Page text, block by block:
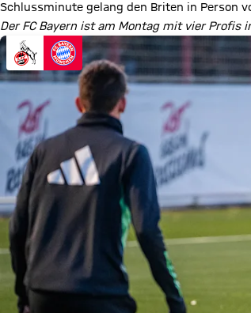
Schlussminute gelang den Briten in Person
Der FC Bayern ist am Montag mit vier Profis